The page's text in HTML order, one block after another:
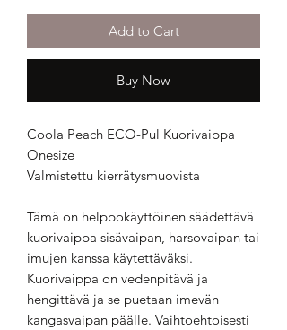
Add to Cart
Buy Now
Coola Peach ECO-Pul Kuorivaippa
Onesize
Valmistettu kierrätysmuovista
Tämä on helppokäyttöinen säädettävä
kuorivaippa sisävaipan, harsovaipan tai
imujen kanssa käytettäväksi.
Kuorivaippa on vedenpitävä ja
hengittävä ja se puetaan imevän
kangasvaipan päälle. Vaihtoehtoisesti